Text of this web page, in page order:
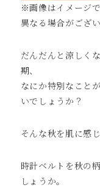
※画像はイメージ
異なる場合がござい
だんだんと涼しく
期、
なにか特別なこと
いでしょうか？
そんな秋を肌に感
時計ベルトを秋の
しょうか。